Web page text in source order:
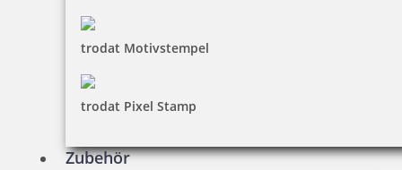
trodat Motivstempel
trodat Pixel Stamp
Zubehör